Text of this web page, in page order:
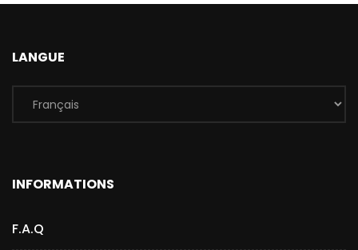
LANGUE
INFORMATIONS
F.A.Q